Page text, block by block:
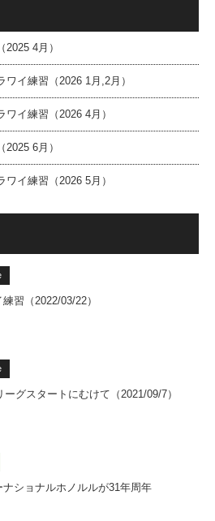
4月）
イ練習（2026 1月,2月）
イ練習（2026 4月）
6月）
イ練習（2026 5月）
習（2022/03/22）
ーグスタートにむけて（2021/09/7）
ナショナルホノルルが31年周年